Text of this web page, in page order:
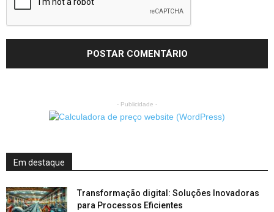
- Publicidade -
Em destaque
Transformação digital: Soluções Inovadoras
para Processos Eficientes